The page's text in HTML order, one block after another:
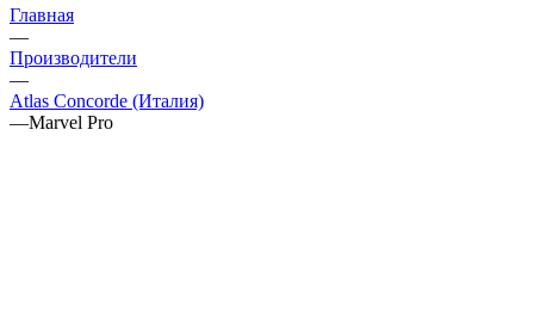
Главная
—
Производители
—
Atlas Concorde (Италия)
—Marvel Pro